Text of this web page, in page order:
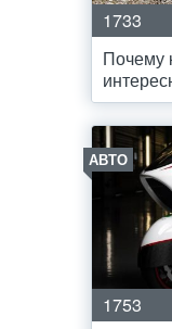
1733
Почему
АВТО
1753